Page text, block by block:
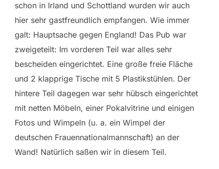
schon in Irland und Schottland wurden wir auch
hier sehr gastfreundlich empfangen. Wie immer
galt: Hauptsache gegen England! Das Pub war
zweigeteilt: Im vorderen Teil war alles sehr
bescheiden eingerichtet. Eine große freie Fläche
und 2 klapprige Tische mit 5 Plastikstühlen. Der
hintere Teil dagegen war sehr hübsch eingerichtet
mit netten Möbeln, einer Pokalvitrine und einigen
Fotos und Wimpeln (u. a. ein Wimpel der
deutschen Frauennationalmannschaft) an der
Wand! Natürlich saßen wir in diesem Teil.